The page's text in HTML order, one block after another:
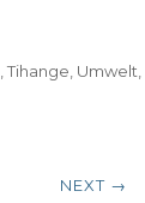
Tihange Umwelt
NEXT →